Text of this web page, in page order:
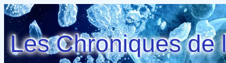
Les Chroniques de